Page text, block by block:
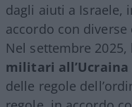
dagli aiuti a Israele,
accordo con
Nel settembre
militari all’Ucraina
delle regole